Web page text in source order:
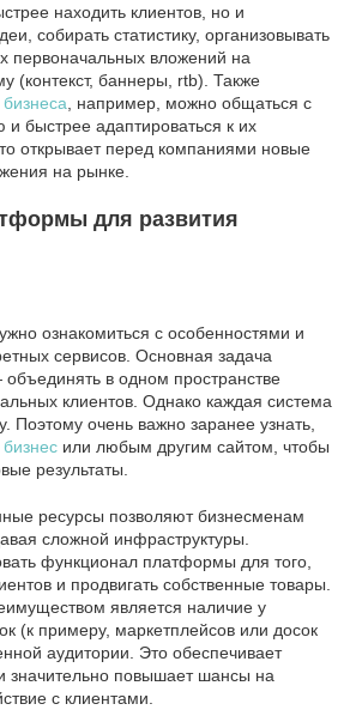
находить клиентов, но и
собирать статистику, организовывать
первоначальных вложений на
(контекст, баннеры, rtb). Также
, например, можно общаться с
быстрее адаптироваться к их
открывает перед компаниями новые
на рынке.
для развития
ознакомиться с особенностями и
сервисов. Основная задача
в одном пространстве
клиентов. Однако каждая система
Поэтому очень важно заранее узнать,
бизнес или любым другим сайтом, чтобы
результаты.
ресурсы позволяют бизнесменам
сложной инфраструктуры.
функционал платформы для того,
и продвигать собственные товары.
является наличие у
(к примеру, маркетплейсов или досок
аудитории. Это обеспечивает
значительно повышает шансы на
с клиентами.